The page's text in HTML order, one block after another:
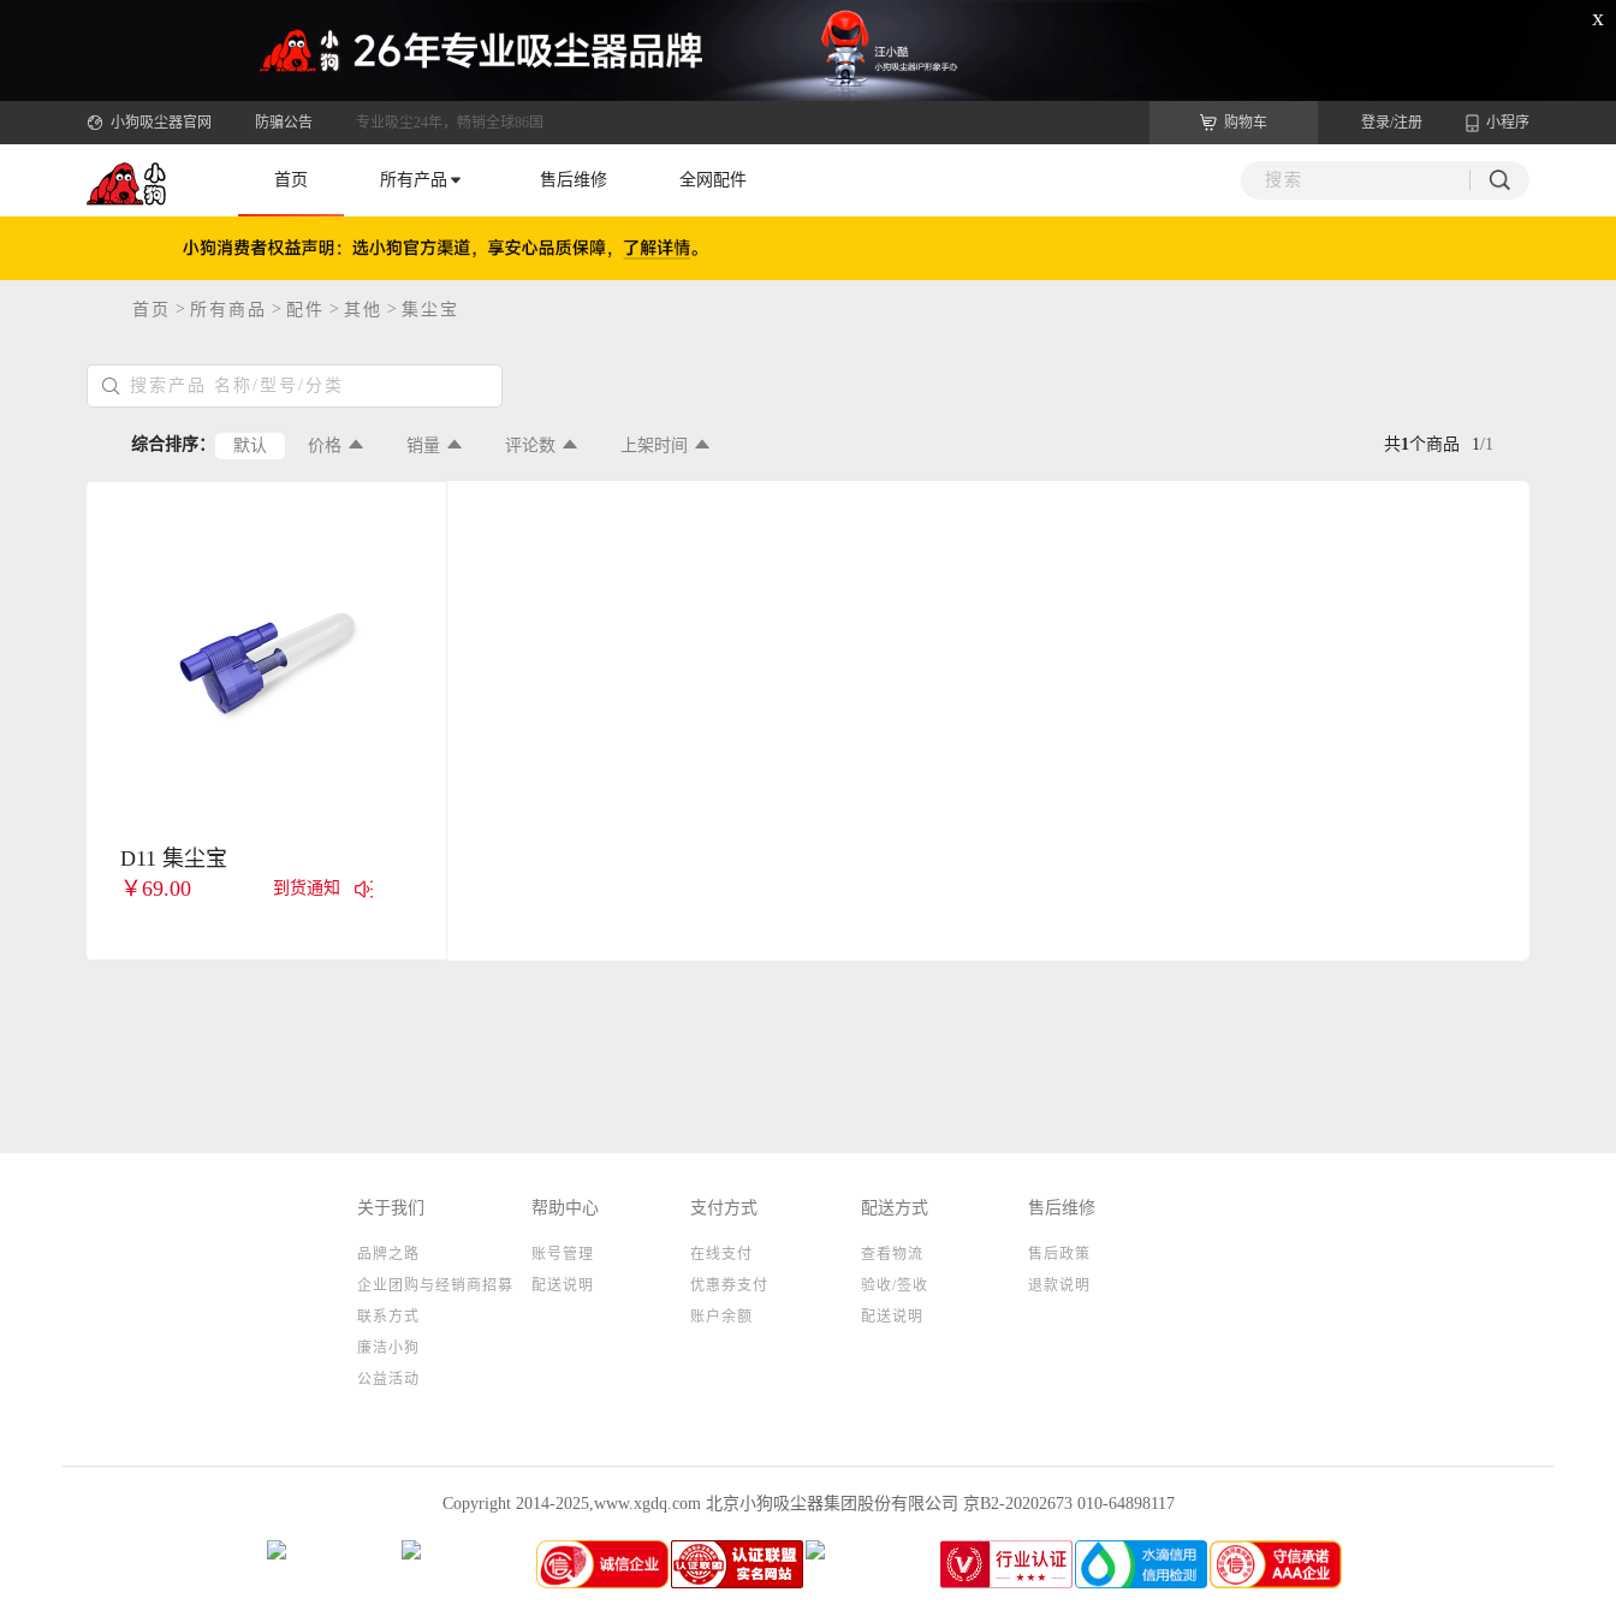
x
小狗吸尘器官网 防骗公告 专业吸尘24年，畅销全球86国 购物车 登录/注册 小程序
首页 所有产品 售后维修 全网配件
首页 > 所有商品 > 配件 > 其他 > 集尘宝
综合排序： 默认 价格 销量 评论数 上架时间 共1个商品 1/1
D11 集尘宝
￥69.00
到货通知
关于我们
品牌之路
企业团购与经销商招募
联系方式
廉洁小狗
公益活动
帮助中心
账号管理
配送说明
支付方式
在线支付
优惠券支付
账户余额
配送方式
查看物流
验收/签收
配送说明
售后维修
售后政策
退款说明
Copyright 2014-2025,www.xgdq.com 北京小狗吸尘器集团股份有限公司 京B2-20202673 010-64898117